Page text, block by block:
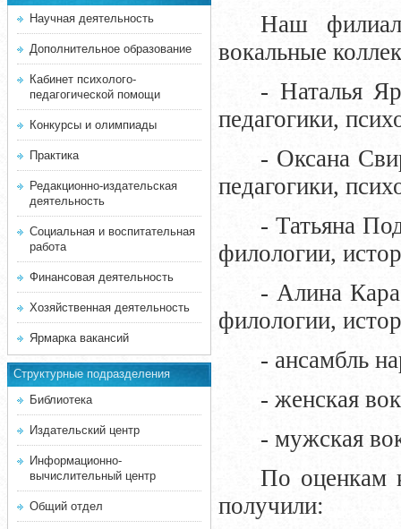
Научная деятельность
Дополнительное образование
Кабинет психолого-
педагогической помощи
Конкурсы и олимпиады
Практика
Редакционно-издательская
деятельность
Социальная и воспитательная
работа
Финансовая деятельность
Хозяйственная деятельность
Ярмарка вакансий
Структурные подразделения
Библиотека
Издательский центр
Информационно-
вычислительный центр
Общий отдел
Наш
вокальные
- Наталья
педагогики,
- Оксана
педагогики,
- Татьяна
филологии,
- Алина
филологии,
- ансамбль
- женская
- мужская
По оценкам
получили: